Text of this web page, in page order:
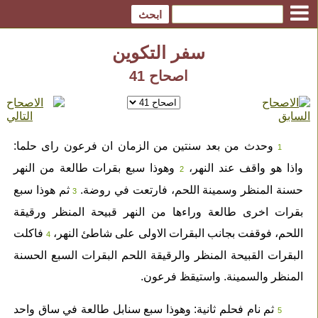
سفر التكوين
اصحاح 41
1وحدث من بعد سنتين من الزمان ان فرعون راى حلما:
واذا هو واقف عند النهر،
2وهوذا سبع بقرات طالعة من النهر
حسنة المنظر وسمينة اللحم، فارتعت في روضة. 3ثم هوذا سبع
بقرات اخرى طالعة وراءها من النهر قبيحة المنظر ورقيقة
اللحم، فوقفت بجانب البقرات الاولى على شاطئ النهر، 4فاكلت
البقرات القبيحة المنظر والرقيقة اللحم البقرات السبع الحسنة
المنظر والسمينة. واستيقظ فرعون.
5ثم نام فحلم ثانية: وهوذا سبع سنابل طالعة في ساق واحد